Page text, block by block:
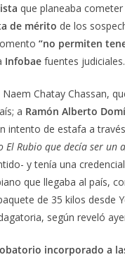
que planeaba
de mérito de los
“no permiten
Infobae fuentes judiciales.
Chatay Chassan,
a Ramón Alberto
intento de estafa a
Rubio que decía ser un
y tenía una
que llegaba al país,
de 35 kilos desde
según reveló
incorporado a